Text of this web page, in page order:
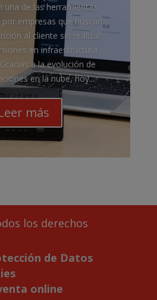
una de las herramientas
empresas que buscan
al cliente sin realizar
en infraestructura
a la evolución de
en la nube, hoy...
más
los derechos
de Datos
online